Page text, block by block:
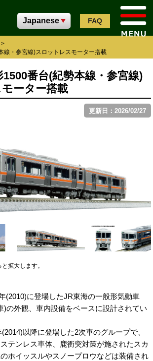
FAQ
>
線・参宮線)スロットレスモーター搭載
1500番台(紀勢本線・参宮線)
ーター搭載
更新日：2026/02/27
拡大します。
(2010)に登場したJR東海の一般形気動車
)の外観、車内設備をベースに設計されてい
以降に登場した2次車のグループで、
テンレス車体、鹿衝突対策が施されたスカ
ホイッスルやスノープロウなどは装備され